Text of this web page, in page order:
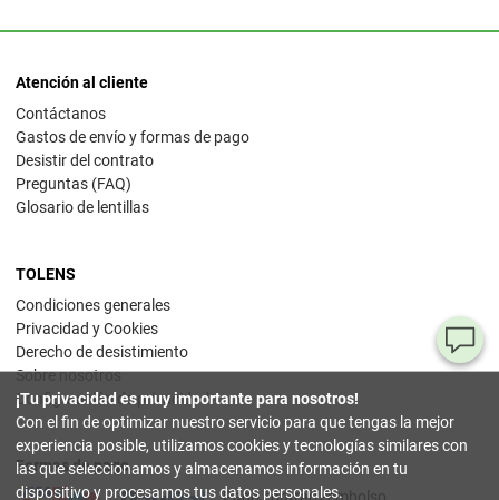
Atención al cliente
Contáctanos
Gastos de envío y formas de pago
Desistir del contrato
Preguntas (FAQ)
Glosario de lentillas
TOLENS
Condiciones generales
Privacidad y Cookies
Derecho de desistimiento
Sobre nosotros
Configuración de privacidad
Formas de pago
Pago contrarreembolso
¡Tu privacidad es muy importante para nosotros!
Con el fin de optimizar nuestro servicio para que tengas la mejor
experiencia posible, utilizamos cookies y tecnologías similares con
las que seleccionamos y almacenamos información en tu
dispositivo y procesamos tus datos personales.